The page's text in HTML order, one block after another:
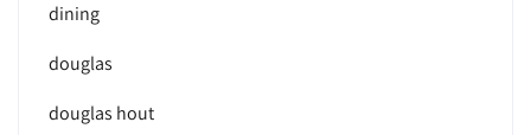
dining
douglas
douglas hout